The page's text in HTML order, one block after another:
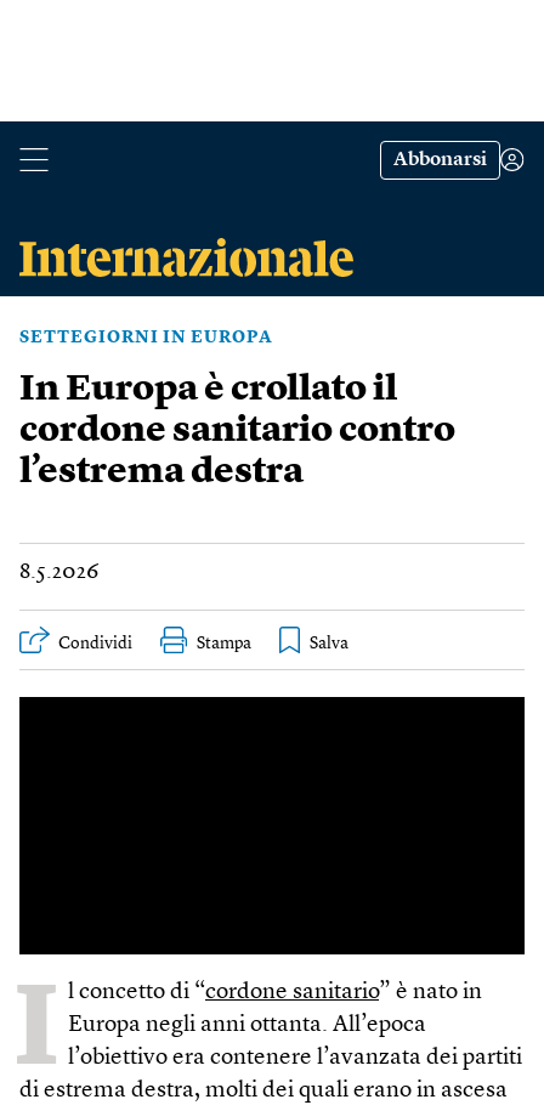
Abbonarsi
SETTEGIORNI IN EUROPA
In Europa è crollato il
cordone sanitario contro
l’estrema destra
8.5.2026
Condividi Stampa
I l concetto di “cordone sanitario” è nato in
Europa negli anni ottanta. All’epoca
l’obiettivo era contenere l’avanzata dei partiti
di estrema destra, molti dei quali erano in ascesa